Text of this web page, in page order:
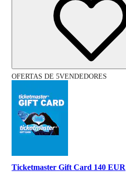
OFERTAS DE 5VENDEDORES
Ticketmaster Gift Card 140 EUR